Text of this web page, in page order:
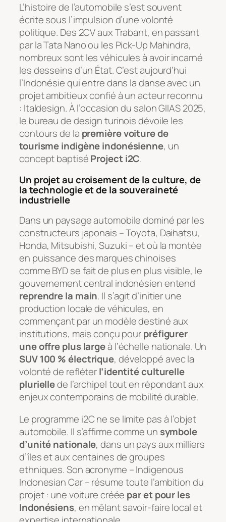
L’histoire de l’automobile s’est souvent
écrite sous l’impulsion d’une volonté
politique. Des 2CV aux Trabant, en passant
par la Tata Nano ou les Pick-Up Mahindra,
nombreux sont les véhicules à avoir incarné
les desseins d’un État. C’est aujourd’hui
l’Indonésie qui entre dans la danse avec un
projet ambitieux confié à un acteur reconnu
: Italdesign. À l’occasion du salon GIIAS 2025,
le bureau de design turinois dévoile les
contours de la première voiture de
tourisme indigène indonésienne, un
concept baptiséProject i2C.
Un projet au croisement de la culture, de
la technologie et de la souveraineté
industrielle
Dans un paysage automobile dominé par les
constructeurs japonais – Toyota, Daihatsu,
Honda, Mitsubishi, Suzuki – et où la montée
en puissance des marques chinoises
comme BYD se fait de plus en plus visible, le
gouvernement central indonésien entend
reprendre la main. Il s’agit d’initier une
production locale de véhicules, en
commençant par un modèle destiné aux
institutions, mais conçu pourpréfigurer
une offre plus largeà l’échelle nationale. Un
SUV 100 % électrique, développé avec la
volonté de refléterl’identité culturelle
pluriellede l’archipel tout en répondant aux
enjeux contemporains de mobilité durable.
Le programme i2C ne se limite pas à l’objet
automobile. Il s’affirme comme un symbole
d’unité nationale, dans un pays aux milliers
d’îles et aux centaines de groupes
ethniques. Son acronyme –Indigenous
Indonesian Car– résume toute l’ambition du
projet : une voiture créée par et pour les
Indonésiens, en mêlant savoir-faire local et